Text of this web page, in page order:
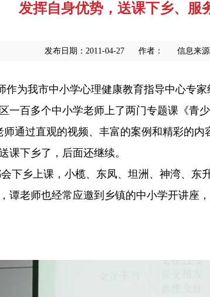
发挥自身优势，送课下乡、服
发布日期：2011-04-27 作者： 信息来源
我市中小学心理健康教育指导中心专家
一百多个中小学老师上了两门专题课《青
通过直观的视频、丰富的案例和精彩的
课下乡了，后面还继续。
乡上课，小榄、东凤、坦洲、神湾、东
谭老师也经常应邀到乡镇的中小学开讲座